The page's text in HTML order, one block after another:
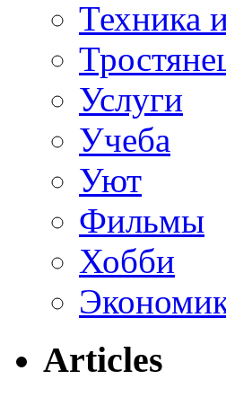
Техника
Услуги
Учеба
Уют
Фильмы
Хобби
Articles